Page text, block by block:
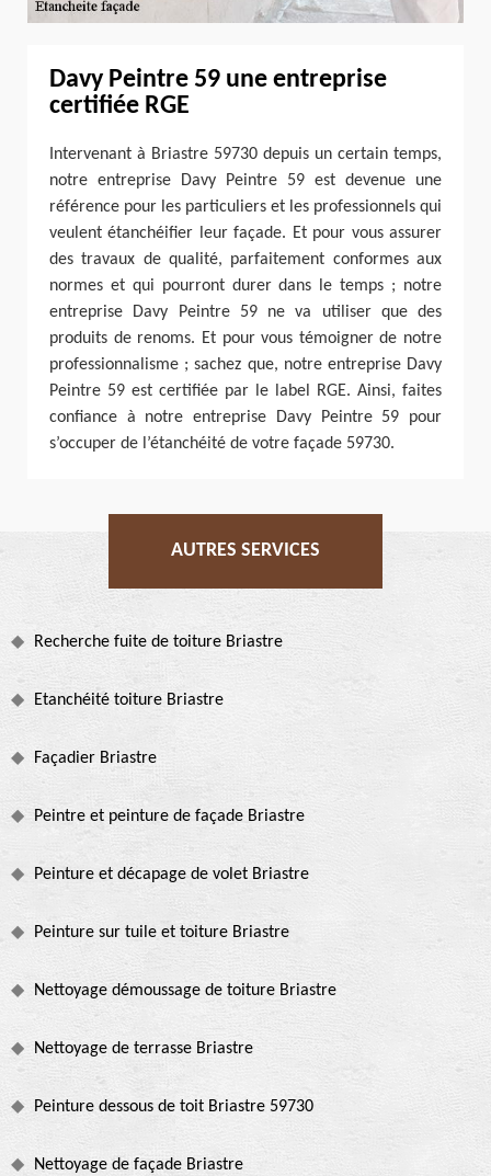
Davy Peintre 59 une entreprise
certifiée RGE
Intervenant à Briastre 59730 depuis un certain temps,
notre entreprise Davy Peintre 59 est devenue une
référence pour les particuliers et les professionnels qui
veulent étanchéifier leur façade. Et pour vous assurer
des travaux de qualité, parfaitement conformes aux
normes et qui pourront durer dans le temps ; notre
entreprise Davy Peintre 59 ne va utiliser que des
produits de renoms. Et pour vous témoigner de notre
professionnalisme ; sachez que, notre entreprise Davy
Peintre 59 est certifiée par le label RGE. Ainsi, faites
confiance à notre entreprise Davy Peintre 59 pour
s’occuper de l’étanchéité de votre façade 59730.
AUTRES SERVICES
Recherche fuite de toiture Briastre
Etanchéité toiture Briastre
Façadier Briastre
Peintre et peinture de façade Briastre
Peinture et décapage de volet Briastre
Peinture sur tuile et toiture Briastre
Nettoyage démoussage de toiture Briastre
Nettoyage de terrasse Briastre
Peinture dessous de toit Briastre 59730
Nettoyage de façade Briastre